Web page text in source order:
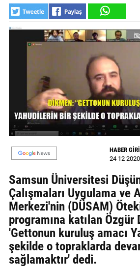
BELEDİYELER
SAĞLIK
SİYASET
EĞİTİM
GALERİ
VİDEO
YAZARLAR
BİZE
Künye
İletişim
Gizlilik
Sözleşmesi
Kullanıcı
HABER
24 12
Samsun Üniversitesi
Çalışmaları Uygulama ve
Merkezi'nin (DÜSAM)
programına katılan Özgür
'Gettonun kuruluş amacı
şekilde o topraklarda
sağlamaktır' dedi.